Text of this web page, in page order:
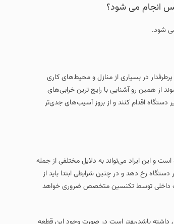
انجام می شود؟
شود.
در بسیاری از منازل و محیط‌های کاری
از همین رو آشنایی با رایج‌ ترین خرابی‌های
دستگاه اقدام کنند و از بروز آسیب‌های جدی‌تر
و این ایراد می‌تواند به دلایل مختلفی از جمله
رخ دهد و در چنین شرایطی ابتدا باید از
داخلی توسط تکنسین متخصص ضروری خواهد